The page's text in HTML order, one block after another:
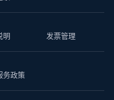
明 发票管理
务政策